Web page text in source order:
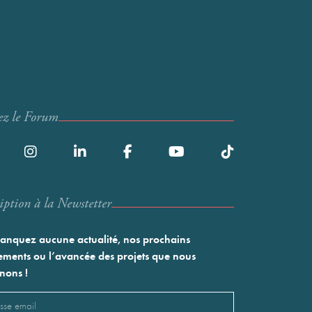
le Forum
à la Newstetter
aucune actualité, nos prochains
ou l’avancée des projets que nous
!